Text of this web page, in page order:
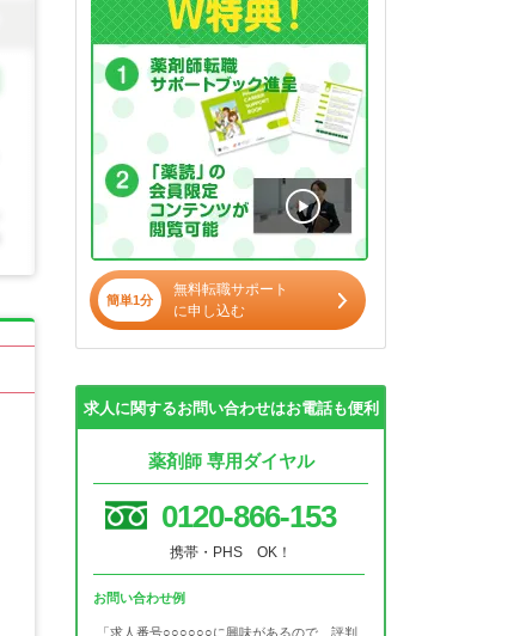
簡単1分
無料転職サポート
に申し込む
求人に関するお問い合わせはお電話も便利
薬剤師 専用ダイヤル
0120-866-153
携帯・PHS OK！
お問い合わせ例
「求人番号○○○○○○に興味があるので、評判